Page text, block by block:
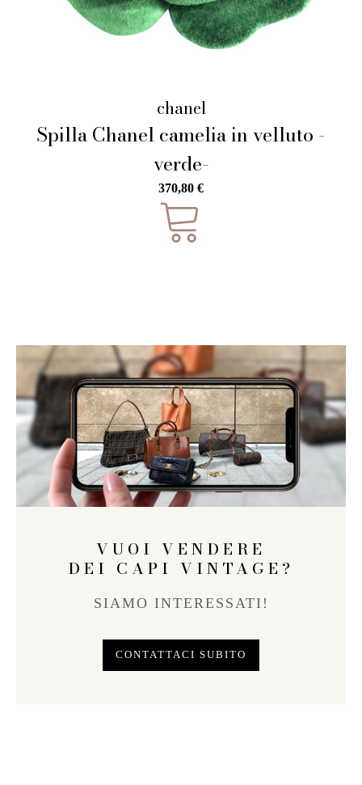
chanel
Spilla Chanel camelia in velluto -
verde-
370,80 €
VUOI VENDERE
DEI CAPI VINTAGE?
SIAMO INTERESSATI!
CONTATTACI SUBITO